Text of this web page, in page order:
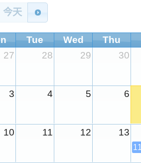
今天
Tue Wed Thu
27
28 29 30
3 4 5 6
10 11 12 13